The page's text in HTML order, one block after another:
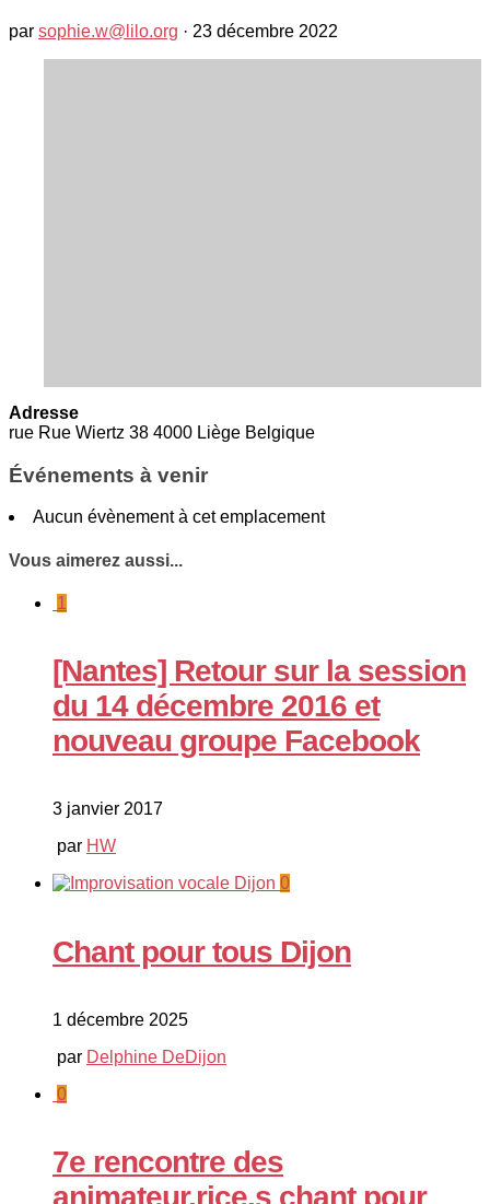
par sophie.w@lilo.org · 23 décembre 2022
Adresse
rue Rue Wiertz 38 4000 Liège Belgique
Événements à venir
Aucun évènement à cet emplacement
Vous aimerez aussi...
1
[Nantes] Retour sur la session
du 14 décembre 2016 et
nouveau groupe Facebook
3 janvier 2017
par HW
0
Chant pour tous Dijon
1 décembre 2025
par Delphine DeDijon
0
7e rencontre des
animateur.rice.s chant pour